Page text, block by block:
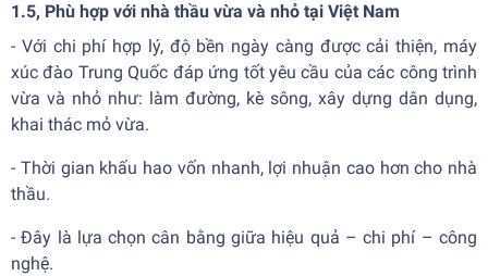
1.5, Phù hợp với nhà thầu vừa và nhỏ tại Việt Nam
- Với chi phí hợp lý, độ bền ngày càng được cải thiện, máy
xúc đào Trung Quốc đáp ứng tốt yêu cầu của các công trình
vừa và nhỏ như: làm đường, kè sông, xây dựng dân dụng,
khai thác mỏ vừa.
- Thời gian khấu hao vốn nhanh, lợi nhuận cao hơn cho nhà
thầu.
- Đây là lựa chọn cân bằng giữa hiệu quả – chi phí – công
nghệ.